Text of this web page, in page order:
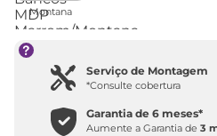
Montana
Serviço de Montagem
*Consulte cobertura
Garantia de6 meses*
Aumente a Garantia de3